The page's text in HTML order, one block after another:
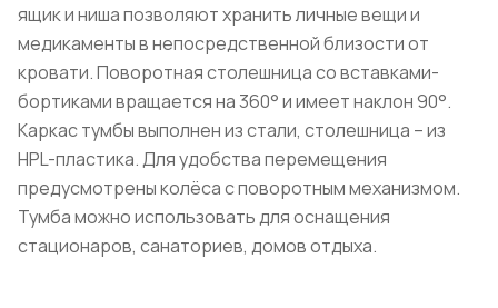
ящик и ниша позволяют хранить личные вещи и
медикаменты в непосредственной близости от
кровати. Поворотная столешница со вставками-
бортиками вращается на 360° и имеет наклон 90°.
Каркас тумбы выполнен из стали, столешница – из
HPL-пластика. Для удобства перемещения
предусмотрены колёса с поворотным механизмом.
Тумба можно использовать для оснащения
стационаров, санаториев, домов отдыха.